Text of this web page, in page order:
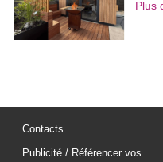
Plus
Contacts
Publicité / Référencer vos